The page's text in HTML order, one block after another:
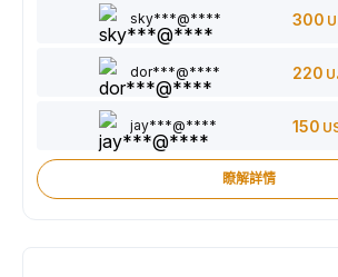
sky***@**** 300 USDT
dor***@**** 220 USDT
jay***@**** 150
瞭解詳情